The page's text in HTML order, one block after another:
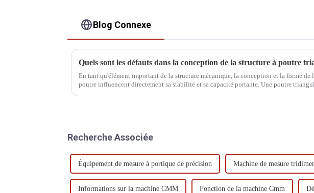
Blog Connexe
En tant qu'élément important de la structure mécanique, la conception et la forme de
poutre influencent directement sa stabilité et sa capacité portante. Une poutre
Recherche Associée
Équipement de mesure à portique de précision Machine de mesure
Informations sur la machine CMM Fonction de la machine Cmm